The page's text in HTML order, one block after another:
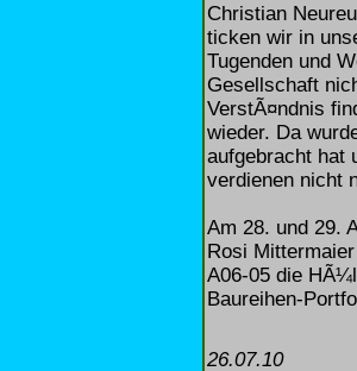
Christian
ticken wir in
Tugenden und
Gesellschaft
VerstÃ¤ndnis
wieder. Da
aufgebracht hat
verdienen nicht
Am 28. und 29.
Rosi
A06-05 die
Baureihen-
26.07.10